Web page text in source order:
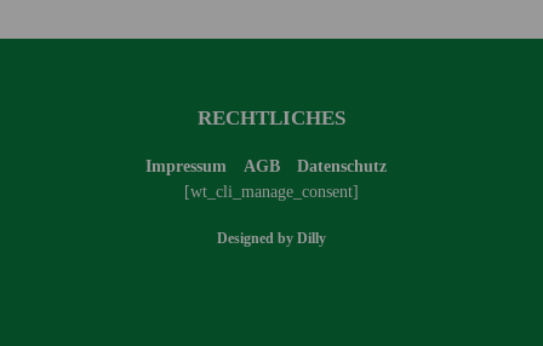
RECHTLICHES
Impressum AGB
Datenschutz
[wt_cli_manage_consent]
Designed by Dilly